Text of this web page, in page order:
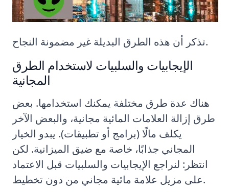
تذكر أن هذه الطرق البديلة غير مضمونة النجاح.
الإيجابيات والسلبيات لاستخدام الطرق
المجانية
هناك عدة طرق مختلفة يمكنك استخدامها. بعض
طرق إزالة العلامات المائية مجانية، والبعض الآخر
يكلف مالًا (برامج أو تطبيقات). يبدو الخيار
المجاني جذابًا، خاصة مع ضيق الميزانية. لكن
انتظر: لنراجع الإيجابيات والسلبيات قبل الاعتماد
على مزيل علامة مائية مجاني من دون تخطيط.